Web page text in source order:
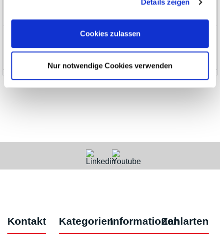
Details zeigen
Cookies zulassen
Nur notwendige Cookies verwenden
Kontakt KategorienInformationenZahlarten